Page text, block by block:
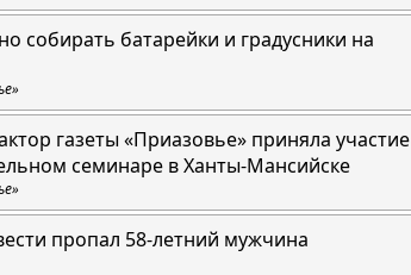
собирать батарейки и градусники на
газеты «Приазовье» приняла участие
семинаре в Ханты-Мансийске
пропал 58-летний мужчина